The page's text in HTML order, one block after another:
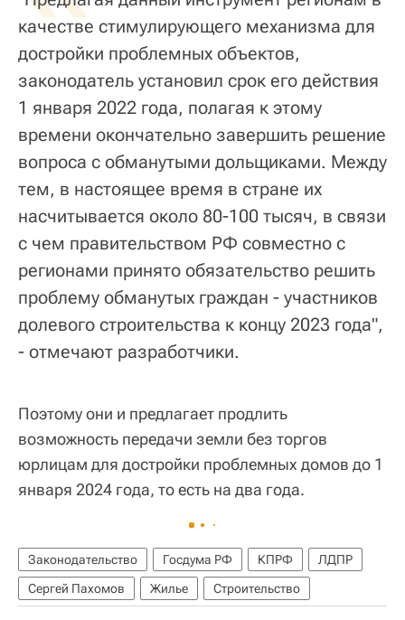
качестве стимулирующего механизма для
достройки проблемных объектов,
законодатель установил срок его действия
1 января 2022 года, полагая к этому
времени окончательно завершить решение
вопроса с обманутыми дольщиками. Между
тем, в настоящее время в стране их
насчитывается около 80-100 тысяч, в связи
с чем правительством РФ совместно с
регионами принято обязательство решить
проблему обманутых граждан - участников
долевого строительства к концу 2023 года",
- отмечают разработчики.
Поэтому они и предлагает продлить
возможность передачи земли без торгов
юрлицам для достройки проблемных домов до 1
января 2024 года, то есть на два года.
Законодательство Госдума РФ КПРФ
ЛДПР
Сергей Пахомов
Жилье Строительство